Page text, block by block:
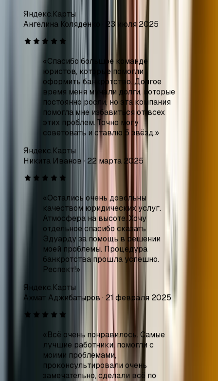
Спасибо большое команде
юристов, которые помогли
оформить банкротство. Долгое
время меня мучали долги, которые
постоянно росли, но эта компания
помогла мне избавиться от всех
этих проблем. Точно могу
советовать и ставлю 5 звёзд.»
Яндекс.Карты
Никита Иванов ·22 марта 2025
Остались очень довольны
качеством юридических услуг.
Атмосфера на высоте. Хочу
отдельное спасибо сказать
Эдуарду за помощь в решении
моей проблемы. Процедура
банкротства прошла успешно.
Респект!»
Яндекс.Карты
Ахмат Аджибатыров·21 февраля 2025
Всё очень понравилось. Самые
лучшие работники, помогли с
моими проблемами,
проконсультировали очень
замечательно, сделали всё по
красоте, помогли мне в процедуре
банкротства. Всем советую!»
Яндекс.Карты
Рома Медведев·17 февраля 2025